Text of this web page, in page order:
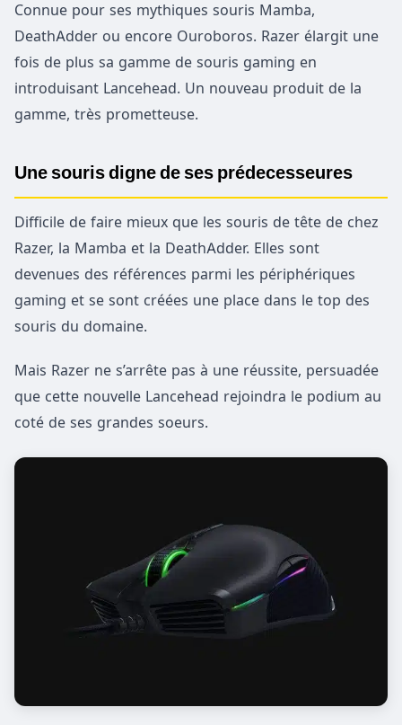
Connue pour ses mythiques souris Mamba,
DeathAdder ou encore Ouroboros. Razer élargit une
fois de plus sa gamme de souris gaming en
introduisant Lancehead. Un nouveau produit de la
gamme, très prometteuse.
Une souris digne de ses prédecesseures
Difficile de faire mieux que les souris de tête de chez
Razer, la Mamba et la DeathAdder. Elles sont
devenues des références parmi les périphériques
gaming et se sont créées une place dans le top des
souris du domaine.
Mais Razer ne s’arrête pas à une réussite, persuadée
que cette nouvelle Lancehead rejoindra le podium au
coté de ses grandes soeurs.